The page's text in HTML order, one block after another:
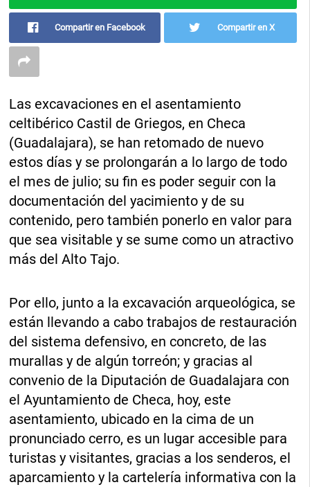
Compartir en Facebook Compartir en X
Las excavaciones en el asentamiento
celtibérico Castil de Griegos, en Checa
(Guadalajara), se han retomado de nuevo
estos días y se prolongarán a lo largo de todo
el mes de julio; su fin es poder seguir con la
documentación del yacimiento y de su
contenido, pero también ponerlo en valor para
que sea visitable y se sume como un atractivo
más del Alto Tajo.
Por ello, junto a la excavación arqueológica, se
están llevando a cabo trabajos de restauración
del sistema defensivo, en concreto, de las
murallas y de algún torreón; y gracias al
convenio de la Diputación de Guadalajara con
el Ayuntamiento de Checa, hoy, este
asentamiento, ubicado en la cima de un
pronunciado cerro, es un lugar accesible para
turistas y visitantes, gracias a los senderos, el
aparcamiento y la cartelería informativa con la